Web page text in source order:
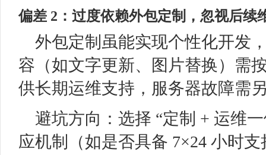
偏差 2：过度依赖外包定制，忽视后续
外包定制虽能实现个性化开发
容（如文字更新、图片替换）需
供长期运维支持，服务器故障需
避坑方向：选择 “定制 + 运维
应机制（如是否具备 7×24 小时